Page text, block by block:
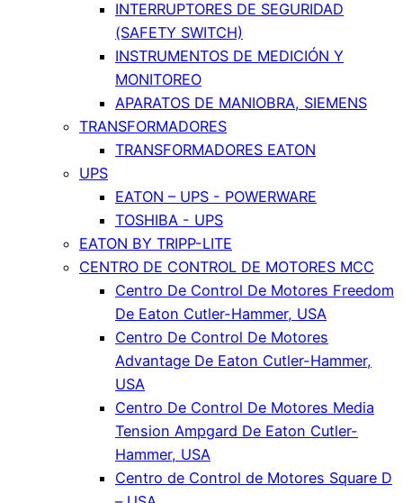
INTERRUPTORES DE SEGURIDAD
(SAFETY SWITCH)
INSTRUMENTOS DE MEDICIÓN Y
MONITOREO
APARATOS DE MANIOBRA, SIEMENS
TRANSFORMADORES
TRANSFORMADORES EATON
UPS
EATON – UPS - POWERWARE
TOSHIBA - UPS
EATON BY TRIPP-LITE
CENTRO DE CONTROL DE MOTORES MCC
Centro De Control De Motores Freedom
De Eaton Cutler-Hammer, USA
Centro De Control De Motores
Advantage De Eaton Cutler-Hammer,
USA
Centro De Control De Motores Media
Tension Ampgard De Eaton Cutler-
Hammer, USA
Centro de Control de Motores Square D